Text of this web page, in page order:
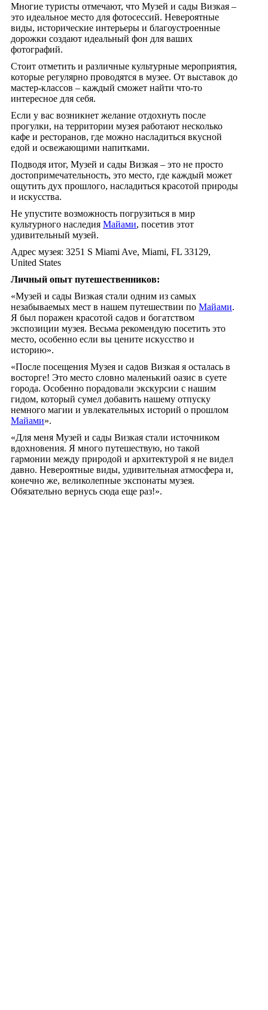
Многие туристы отмечают, что Музей и сады Визкая –
это идеальное место для фотосессий. Невероятные
виды, исторические интерьеры и благоустроенные
дорожки создают идеальный фон для ваших
фотографий.
Стоит отметить и различные культурные мероприятия,
которые регулярно проводятся в музее. От выставок до
мастер-классов – каждый сможет найти что-то
интересное для себя.
Если у вас возникнет желание отдохнуть после
прогулки, на территории музея работают несколько
кафе и ресторанов, где можно насладиться вкусной
едой и освежающими напитками.
Подводя итог, Музей и сады Визкая – это не просто
достопримечательность, это место, где каждый может
ощутить дух прошлого, насладиться красотой природы
и искусства.
Не упустите возможность погрузиться в мир
культурного наследия Майами, посетив этот
удивительный музей.
Адрес музея: 3251 S Miami Ave, Miami, FL 33129,
United States
Личный опыт путешественников:
«Музей и сады Визкая стали одним из самых
незабываемых мест в нашем путешествии по Майами.
Я был поражен красотой садов и богатством
экспозиции музея. Весьма рекомендую посетить это
место, особенно если вы цените искусство и
историю».
«После посещения Музея и садов Визкая я осталась в
восторге! Это место словно маленький оазис в суете
города. Особенно порадовали экскурсии с нашим
гидом, который сумел добавить нашему отпуску
немного магии и увлекательных историй о прошлом
Майами».
«Для меня Музей и сады Визкая стали источником
вдохновения. Я много путешествую, но такой
гармонии между природой и архитектурой я не видел
давно. Невероятные виды, удивительная атмосфера и,
конечно же, великолепные экспонаты музея.
Обязательно вернусь сюда еще раз!».